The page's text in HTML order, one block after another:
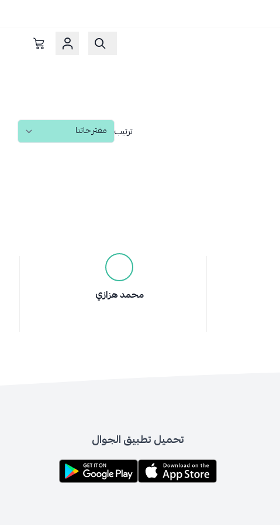
ترتيب
محمد هزازي
تحميل تطبيق الجوال